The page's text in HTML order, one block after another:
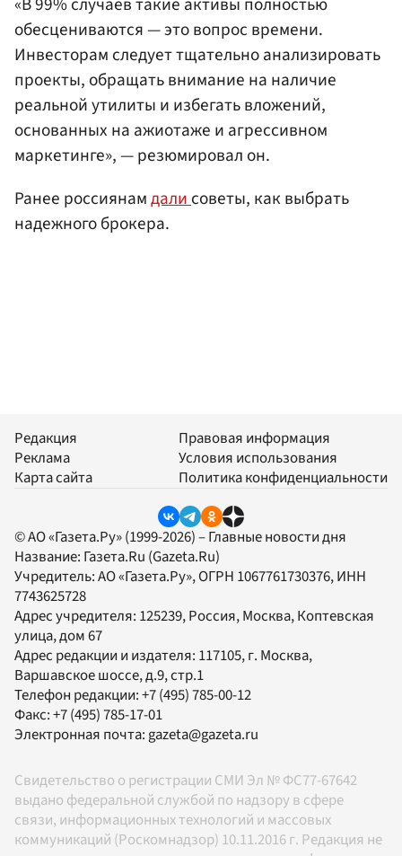
обесцениваются — это вопрос времени.
Инвесторам следует тщательно анализировать
проекты, обращать внимание на наличие
реальной утилиты и избегать вложений,
основанных на ажиотаже и агрессивном
маркетинге», — резюмировал он.
Ранее россиянамдалисоветы, как выбрать
надежного брокера.
Редакция
Реклама
Карта сайта
Правовая информация
Условия использования
Политика конфиденциальности
© АО «Газета.Ру» (1999-2026) – Главные новости дня
Название: Газета.Ru (Gazeta.Ru)
Учредитель:АО «Газета.Ру», ОГРН 1067761730376, ИНН
7743625728
Адрес учредителя: 125239, Россия, Москва, Коптевская
улица, дом 67
Адрес редакции и издателя: 117105, г. Москва,
Варшавское шоссе, д.9, стр.1
Телефон редакции:+7 (495) 785-00-12
Факс:+7 (495) 785-17-01
Электронная почта:gazeta@gazeta.ru
Свидетельство о регистрации СМИ Эл № ФС77-67642
выдано федеральной службой по надзору в сфере
связи, информационных технологий и массовых
коммуникаций (Роскомнадзор) 10.11.2016 г. Редакция не